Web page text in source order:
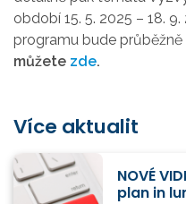
období 15. 5. 2025 – 18.
programu bude průběžně
můžete zde.
Více aktualit
NOVÉ
plan in